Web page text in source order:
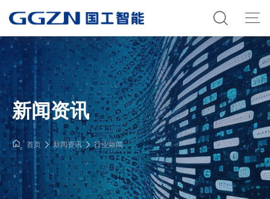
新闻资讯
首页 新闻资讯 行业新闻